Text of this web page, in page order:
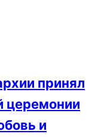
принял
церемонии
и